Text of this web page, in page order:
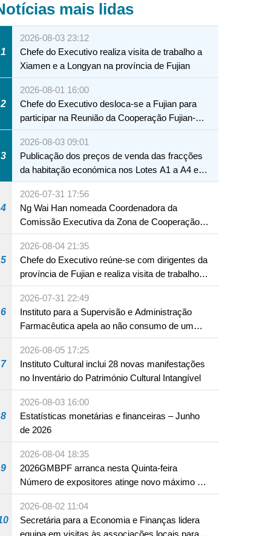
mais lidas
1
2026-08-03 23:12
Chefe do Executivo realiza visita de trabalho a
Xiamen e a Longyan na província de Fujian
2
2026-08-01 16:00
Chefe do Executivo desloca-se a Fujian para
participar na Reunião da Cooperação Fujian-
Macau
3
2026-08-03 09:01
Publicação dos preços de venda das fracções
da habitação económica nos Lotes A1 a A4 e
A12 da Zona A dos Novos Aterros
4
2026-07-31 17:56
Ng Wai Han nomeada Coordenadora da
Comissão Executiva da Zona de Cooperação
Aprofundada entre Guangdong e Macau em
Hengqin
5
2026-08-04 21:35
Chefe do Executivo reúne-se com dirigentes da
província de Fujian e realiza visita de trabalho
em Fuzhou
6
2026-07-31 22:49
Instituto para a Supervisão e Administração
Farmacêutica apela ao não consumo de um
produto com substâncias medicamentosas
ocidentais
7
2026-08-05 17:25
Instituto Cultural inclui 28 novas manifestações
no Inventário do Património Cultural Intangível
8
2026-08-03 16:00
Estatísticas monetárias e financeiras – Junho
de 2026
9
2026-08-04 18:35
2026GMBPF arranca nesta Quinta-feira
Número de expositores atinge novo máximo em
18 anos
2026-08-02 11:04
Secretária para a Economia e Finanças lidera